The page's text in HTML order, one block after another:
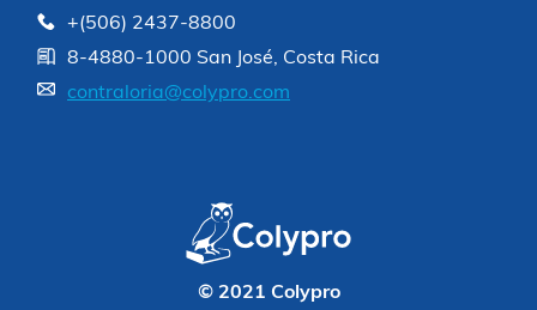
+(506) 2437-8800
8-4880-1000 San José, Costa Rica
contraloria@colypro.com
© 2021 Colypro